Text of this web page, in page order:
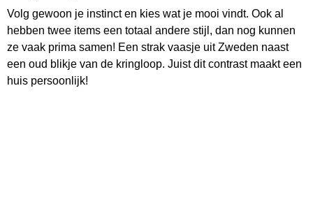
Volg gewoon je instinct en kies wat je mooi vindt. Ook al
hebben twee items een totaal andere stijl, dan nog kunnen
ze vaak prima samen! Een strak vaasje uit Zweden naast
een oud blikje van de kringloop. Juist dit contrast maakt een
huis persoonlijk!